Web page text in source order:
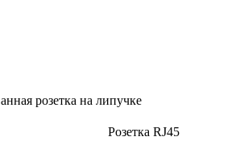
розетка на липучке
Розетка RJ45